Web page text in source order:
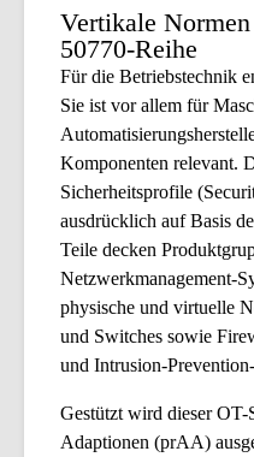
Vertikale
50770-Reihe
Für die Betriebstechnik
Sie ist vor allem für
Komponenten relevant.
Sicherheitsprofile
ausdrücklich auf Basis
Teile decken
Netzwerkmanagement-
physische und virtuelle
und Switches sowie
und Intrusion-
Gestützt wird dieser
Adaptionen (prAA)